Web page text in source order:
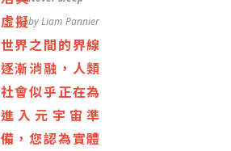
by Liam Pannier
虛擬
世界之間的界線
逐漸消融，人類
社會似乎正在為
進入元宇宙準
備，您認為實體